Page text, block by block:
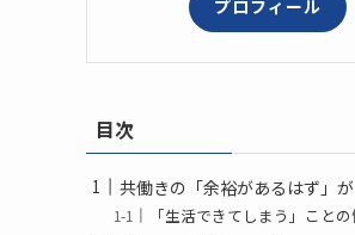
プロフィール
目次
共働きの「余裕があるはず」
「生活できてしまう」ことの